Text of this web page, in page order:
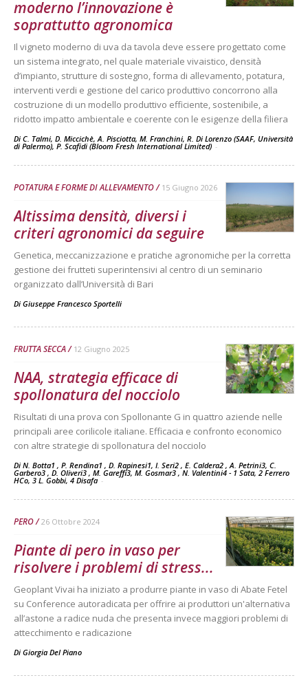
moderno l’innovazione è
soprattutto agronomica
Il vigneto moderno di uva da tavola deve essere progettato come
un sistema integrato, nel quale materiale vivaistico, densità
d’impianto, strutture di sostegno, forma di allevamento, potatura,
interventi verdi e gestione del carico produttivo concorrono alla
costruzione di un modello produttivo efficiente, sostenibile, a
ridotto impatto ambientale e coerente con le esigenze della filiera
Di C. Talmi, D. Miccichè, A. Pisciotta, M. Franchini, R. Di Lorenzo (SAAF, Università
di Palermo), P. Scafidi (Bloom Fresh International Limited) -
POTATURA E FORME DI ALLEVAMENTO 15 Giugno 2026
Altissima densità, diversi i
criteri agronomici da seguire
Genetica, meccanizzazione e pratiche agronomiche per la corretta
gestione dei frutteti superintensivi al centro di un seminario
organizzato dall’Università di Bari
Di Giuseppe Francesco Sportelli
FRUTTA SECCA 12 Giugno 2025
NAA, strategia efficace di
spollonatura del nocciolo
Risultati di una prova con Spollonante G in quattro aziende nelle
principali aree corilicole italiane. Efficacia e confronto economico
con altre strategie di spollonatura del nocciolo
Di N. Botta1 , P. Rendina1 , D. Rapinesi1, I. Seri2 , E. Caldera2 , A. Petrini3, C.
Garbero3 , D. Oliveri3 , M. Gareffi3, M. Gosmar3 , N. Valentini4 - 1 Sata, 2 Ferrero
HCo, 3 L. Gobbi, 4 Disafa -
PERO 26 Ottobre 2024
Piante di pero in vaso per
risolvere i problemi di stress...
Geoplant Vivai ha iniziato a produrre piante in vaso di Abate Fetel
su Conference autoradicata per offrire ai produttori un'alternativa
all’astone a radice nuda che presenta invece maggiori problemi di
attecchimento e radicazione
Di Giorgia Del Piano